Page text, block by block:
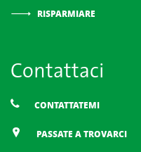
RISPARMIARE
Contattaci
CONTATTATEMI
PASSATE A TROVARCI